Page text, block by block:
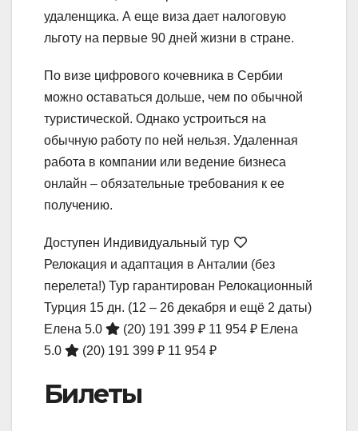
удаленщика. А еще виза дает налоговую
льготу на первые 90 дней жизни в стране.
По визе цифрового кочевника в Сербии
можно оставаться дольше, чем по обычной
туристической. Однако устроиться на
обычную работу по ней нельзя. Удаленная
работа в компании или ведение бизнеса
онлайн – обязательные требования к ее
получению.
Доступен Индивидуальный тур
Релокация и адаптация в Анталии (без
перелета!) Тур гарантирован Релокационный
Турция 15 дн. (12 – 26 декабря и ещё 2 даты)
Елена 5.0
(20) 191 399 ₽ 11 954 ₽ Елена
5.0
(20) 191 399 ₽ 11 954 ₽
Билеты